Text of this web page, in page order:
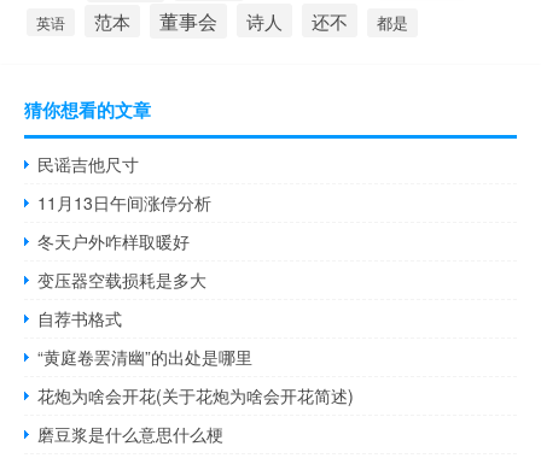
英语 范本 董事会 诗人 还不 都是
猜你想看的文章
民谣吉他尺寸
11月13日午间涨停分析
冬天户外咋样取暖好
变压器空载损耗是多大
自荐书格式
“黄庭卷罢清幽”的出处是哪里
花炮为啥会开花(关于花炮为啥会开花简述)
磨豆浆是什么意思什么梗